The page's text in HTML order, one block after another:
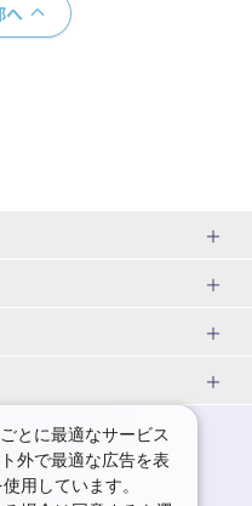
へ
花火 期間限定イベント
西→広島旅
西→博多旅
イバシーポリシー
集
とに最適なサービス
外で最適な広告を表
用しています。